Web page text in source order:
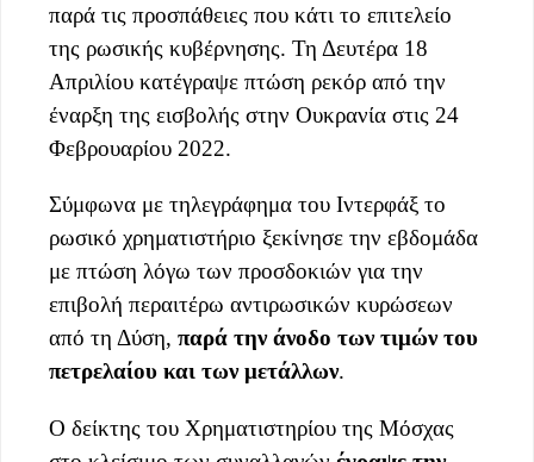
παρά τις προσπάθειες που κάτι το επιτελείο
της ρωσικής κυβέρνησης. Τη Δευτέρα 18
Απριλίου κατέγραψε πτώση ρεκόρ από την
έναρξη της εισβολής στην Ουκρανία στις 24
Φεβρουαρίου 2022.
Σύμφωνα με τηλεγράφημα του Ιντερφάξ το
ρωσικό χρηματιστήριο ξεκίνησε την εβδομάδα
με πτώση λόγω των προσδοκιών για την
επιβολή περαιτέρω αντιρωσικών κυρώσεων
από τη Δύση, παρά την άνοδο των τιμών του
πετρελαίου και των μετάλλων.
Ο δείκτης του Χρηματιστηρίου της Μόσχας